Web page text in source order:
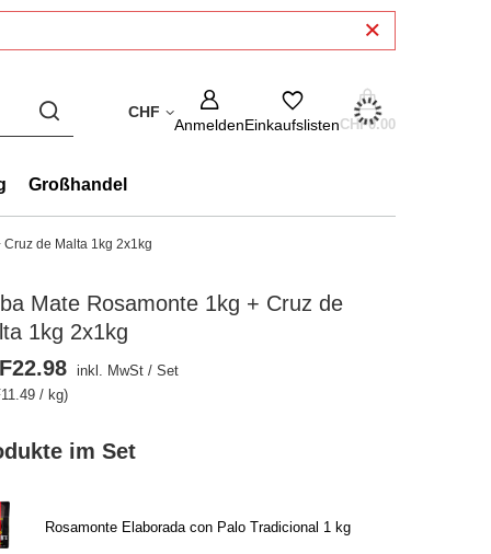
CHF
AnmeldenEinkaufslistenCHF0.00
Großhandel
de Malta 1kg 2x1kg
Mate Rosamonte 1kg + Cruz de
1kg 2x1kg
im Set
Rosamonte Elaborada con Palo Tradicional 1 kg
inkl. MwSt /Set
/ kg)